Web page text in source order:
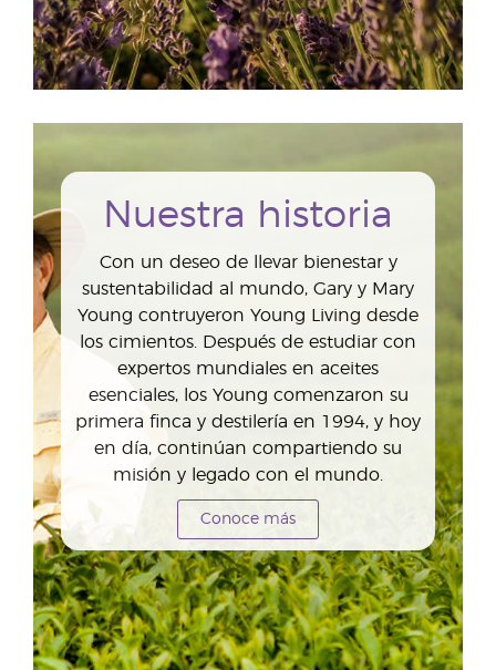
Nuestra historia
Con un deseo de llevar bienestar y
sustentabilidad al mundo, Gary y Mary
Young contruyeron Young Living desde
los cimientos. Después de estudiar con
expertos mundiales en aceites
esenciales, los Young comenzaron su
primera finca y destilería en 1994, y hoy
en día, continúan compartiendo su
misión y legado con el mundo.
Conoce más